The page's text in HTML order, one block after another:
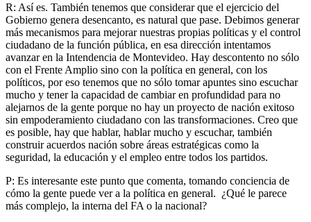
R: Así es. También tenemos que considerar que el ejercicio del
Gobierno genera desencanto, es natural que pase. Debimos generar
más mecanismos para mejorar nuestras propias políticas y el control
ciudadano de la función pública, en esa dirección intentamos
avanzar en la Intendencia de Montevideo. Hay descontento no sólo
con el Frente Amplio sino con la política en general, con los
políticos, por eso tenemos que no sólo tomar apuntes sino escuchar
mucho y tener la capacidad de cambiar en profundidad para no
alejarnos de la gente porque no hay un proyecto de nación exitoso
sin empoderamiento ciudadano con las transformaciones. Creo que
es posible, hay que hablar, hablar mucho y escuchar, también
construir acuerdos nación sobre áreas estratégicas como la
seguridad, la educación y el empleo entre todos los partidos.
P: Es interesante este punto que comenta, tomando conciencia de
cómo la gente puede ver a la política en general. ¿Qué le parece
más complejo, la interna del FA o la nacional?